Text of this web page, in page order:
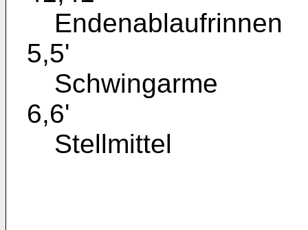
Endenablaufrinnen
5,5'
Schwingarme
6,6'
Stellmittel